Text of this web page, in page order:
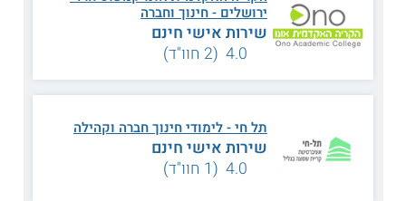
דרכי הוראת ספרות תורת החינוך
ליקויי קריאה וכתיבה ספרות עממית
סוציולוגיה של החינוך יסודות הסיפורת
ירושלים - חינוך וחברה
שירות אישי חינם
4.0 (2 חוו"ד)
תל חי - לימודי חינוך חברה וקהילה
שירות אישי חינם
4.0 (1 חוו"ד)